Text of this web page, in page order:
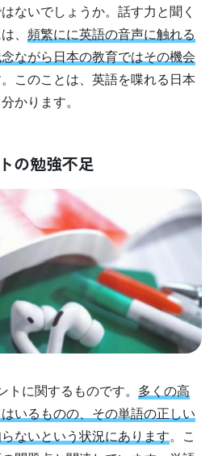
ないでしょうか。話す力と聞く
、 頻繁にに英語の音声に触れる
ながら日本の教育ではその機会
このことは、英語を喋れる日本
かります。
の勉強不足
に関するものです。 多くの高
いるものの、その単語の正しい
ないという状況にあります。こ